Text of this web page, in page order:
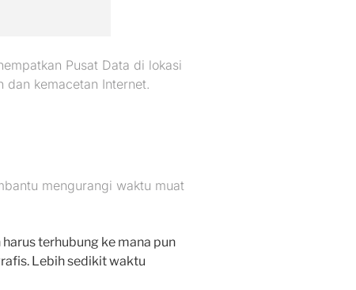
Pusat Data di lokasi
kemacetan Internet.
mengurangi waktu muat
terhubung ke mana pun
Lebih sedikit waktu